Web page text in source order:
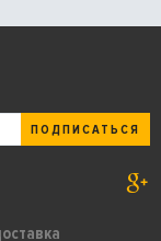
ПОДПИСАТЬСЯ